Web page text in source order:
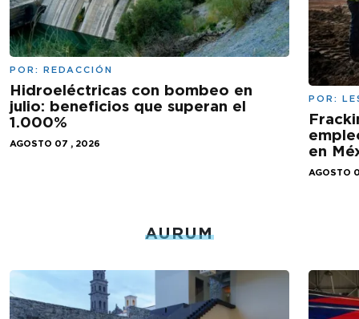
POR: REDACCIÓN
Hidroeléctricas con bombeo en
julio: beneficios que superan el
1.000%
AGOSTO 07 , 2026
POR:
en
AGOSTO
AURUM